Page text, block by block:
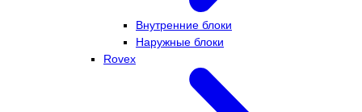
Внутренние блоки
Наружные блоки
Rovex